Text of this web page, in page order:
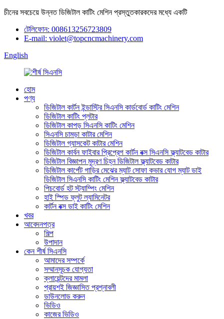
চীনের সবচেয়ে উন্নত ডিজিটাল কাটিং মেশিন প্রস্তুতকারকদের মধ্যে একটি
টেলিফোন: 008613256723809
E-mail: violet@topcncmachinery.com
English
হোম
পণ্য
ডিজিটাল কার্টন ইন্ডাস্ট্রি সিএনসি কার্ডবোর্ড কাটিং মেশিন
ডিজিটাল কাটিং প্লটার
ডিজিটাল কাপড় সিএনসি কাটিং মেশিন
সিএনসি চামড়া কাটার মেশিন
ডিজিটাল গ্যাসকেট কাটার মেশিন
ডিজিটাল কার্বন ফাইবার প্রিপ্রেগ কার্টন বক্স সিএনসি ফ্ল্যাটবেড কাটার
ডিজিটাল বিজ্ঞাপন মুদ্রণ চিহ্ন ডিজিটাল ফ্ল্যাটবেড কাটার
ডিজিটাল কার্পেট গাড়ির মেঝের ম্যাট সোফা কভার যোগ ম্যাট ডাই
ডিজিটাল সিএনসি কাটিং মেশিন ফ্ল্যাটবেড কাটার
পিচবোর্ড হট স্ট্যাম্পিং মেশিন
হাই স্পিড ফ্লুট ল্যামিনেটর
কার্টন বক্স ডাই কাটিং মেশিন
খবর
আবেদনপত্র
শিল্প
উপাদান
কেন শীর্ষ সিএনসি
আমাদের সম্পর্কে
সম্মানসূচক যোগ্যতা
ক্লায়েন্টদের মামলা
প্রায়শই জিজ্ঞাসিত প্রশ্নাবলী
ডাউনলোড করুন
ভিডিও
কাজের ভিডিও